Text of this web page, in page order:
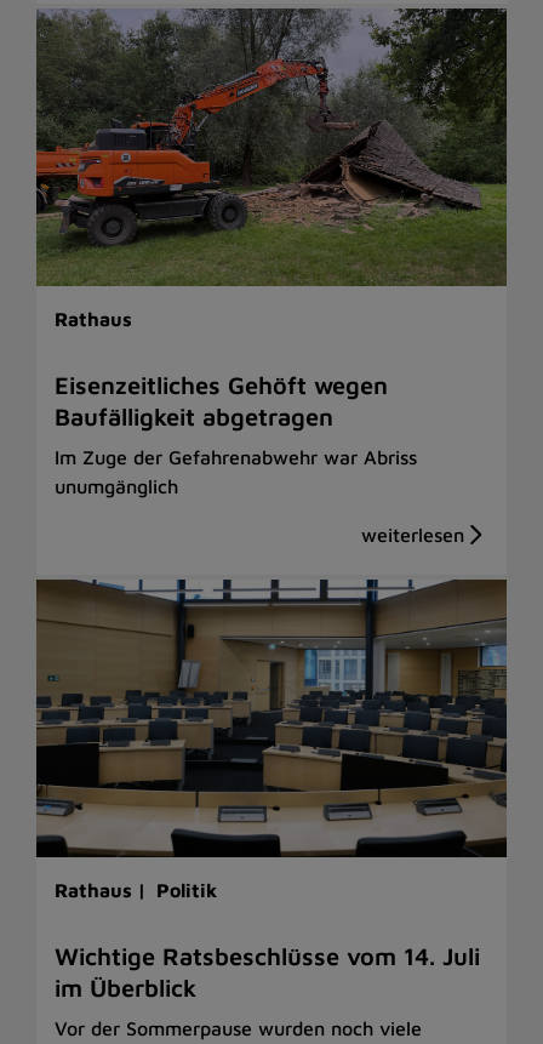
Rathaus
Eisenzeitliches Gehöft wegen
Baufälligkeit abgetragen
Im Zuge der Gefahrenabwehr war Abriss
unumgänglich
Rathaus | Politik
Wichtige Ratsbeschlüsse vom 14. Juli
im Überblick
Vor der Sommerpause wurden noch viele